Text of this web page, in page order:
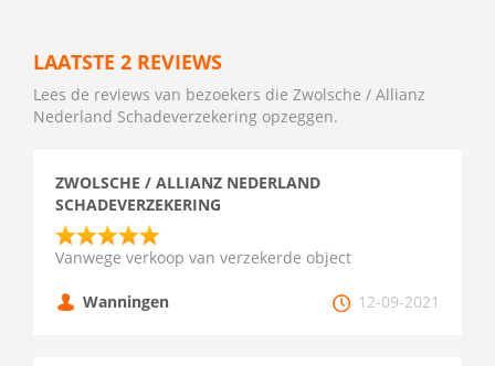
LAATSTE 2 REVIEWS
Lees de reviews van bezoekers die Zwolsche / Allianz
Nederland Schadeverzekering opzeggen.
ZWOLSCHE / ALLIANZ NEDERLAND
SCHADEVERZEKERING
Vanwege verkoop van verzekerde object
Wanningen 12-09-2021